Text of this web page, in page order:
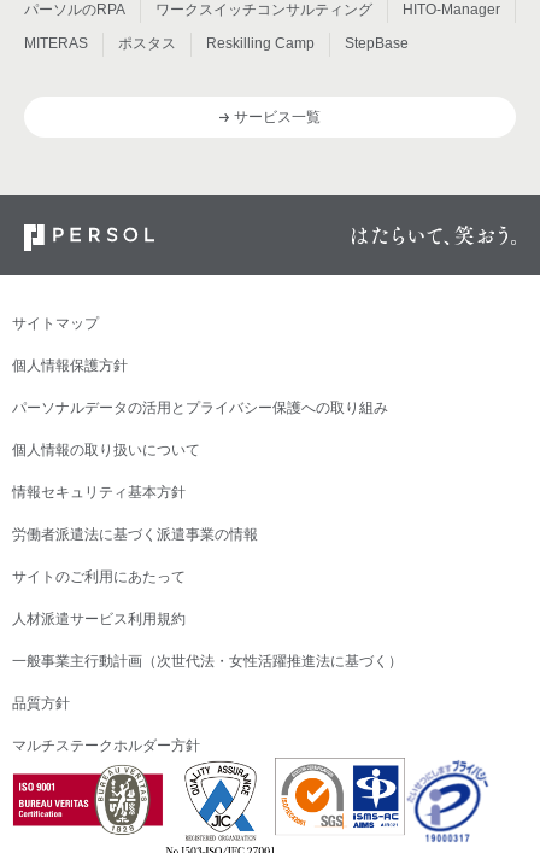
パーソルのRPA
ワークスイッチコンサルティング
HITO-Manager
MITERAS
ポスタス Reskilling Camp StepBase
サービス一覧
サイトマップ
個人情報保護方針
パーソナルデータの活用とプライバシー保護への取り組み
個人情報の取り扱いについて
情報セキュリティ基本方針
労働者派遣法に基づく派遣事業の情報
サイトのご利用にあたって
人材派遣サービス利用規約
一般事業主行動計画（次世代法・女性活躍推進法に基づく）
品質方針
マルチステークホルダー方針